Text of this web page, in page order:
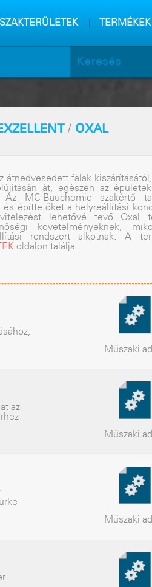
SZAKTERÜLETEK
TERMÉKEK
/ OXAL
átnedvesedett falak
át, egészen az
MC-Bauchemie szakértõ
építtetõket a helyreállítási
lehetõvé tevõ Oxal
követelményeknek,
rendszert alkotnak. A
oldalon találja.
Műszaki
az
Műszaki
Műszaki